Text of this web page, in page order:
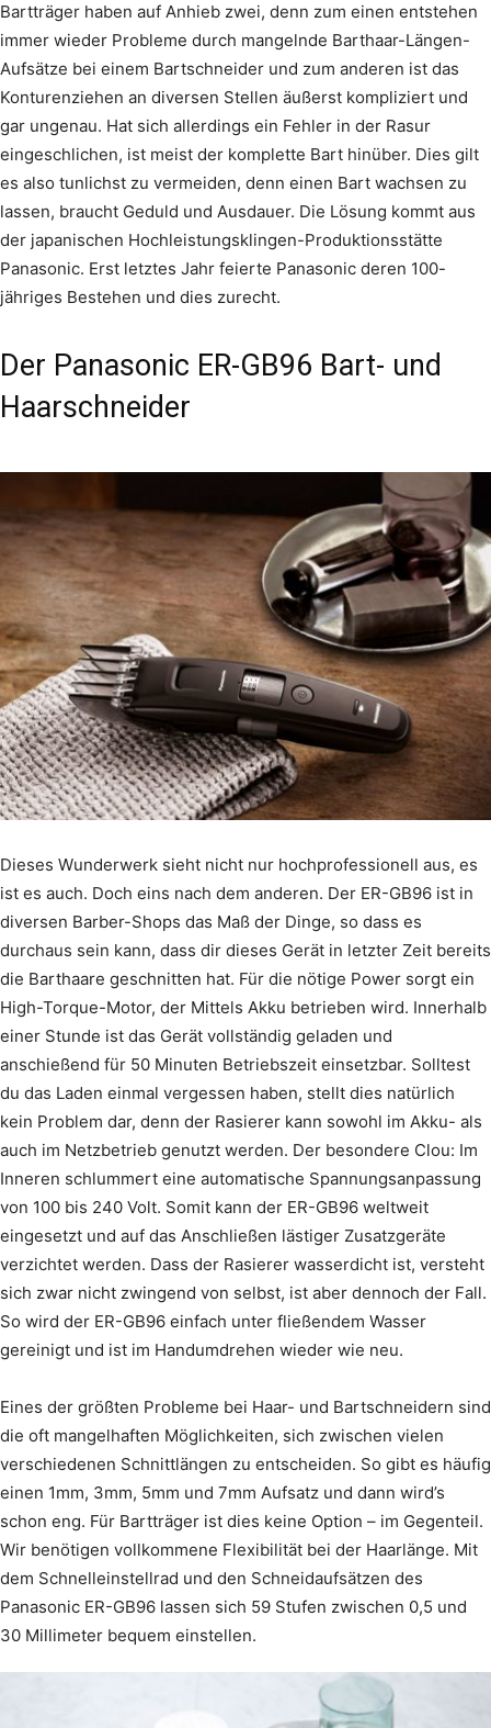
Bartträger haben auf Anhieb zwei, denn zum einen entstehen
immer wieder Probleme durch mangelnde Barthaar-Längen-
Aufsätze bei einem Bartschneider und zum anderen ist das
Konturenziehen an diversen Stellen äußerst kompliziert und
gar ungenau. Hat sich allerdings ein Fehler in der Rasur
eingeschlichen, ist meist der komplette Bart hinüber. Dies gilt
es also tunlichst zu vermeiden, denn einen Bart wachsen zu
lassen, braucht Geduld und Ausdauer. Die Lösung kommt aus
der japanischen Hochleistungsklingen-Produktionsstätte
Panasonic. Erst letztes Jahr feierte Panasonic deren 100-
jähriges Bestehen und dies zurecht.
Der Panasonic ER-GB96 Bart- und
Haarschneider
Dieses Wunderwerk sieht nicht nur hochprofessionell aus, es
ist es auch. Doch eins nach dem anderen. Der ER-GB96 ist in
diversen Barber-Shops das Maß der Dinge, so dass es
durchaus sein kann, dass dir dieses Gerät in letzter Zeit bereits
die Barthaare geschnitten hat. Für die nötige Power sorgt ein
High-Torque-Motor, der Mittels Akku betrieben wird. Innerhalb
einer Stunde ist das Gerät vollständig geladen und
anschießend für 50 Minuten Betriebszeit einsetzbar. Solltest
du das Laden einmal vergessen haben, stellt dies natürlich
kein Problem dar, denn der Rasierer kann sowohl im Akku- als
auch im Netzbetrieb genutzt werden. Der besondere Clou: Im
Inneren schlummert eine automatische Spannungsanpassung
von 100 bis 240 Volt. Somit kann der ER-GB96 weltweit
eingesetzt und auf das Anschließen lästiger Zusatzgeräte
verzichtet werden. Dass der Rasierer wasserdicht ist, versteht
sich zwar nicht zwingend von selbst, ist aber dennoch der Fall.
So wird der ER-GB96 einfach unter fließendem Wasser
gereinigt und ist im Handumdrehen wieder wie neu.
Eines der größten Probleme bei Haar- und Bartschneidern sind
die oft mangelhaften Möglichkeiten, sich zwischen vielen
verschiedenen Schnittlängen zu entscheiden. So gibt es häufig
einen 1mm, 3mm, 5mm und 7mm Aufsatz und dann wird’s
schon eng. Für Bartträger ist dies keine Option – im Gegenteil.
Wir benötigen vollkommene Flexibilität bei der Haarlänge. Mit
dem Schnelleinstellrad und den Schneidaufsätzen des
Panasonic ER-GB96 lassen sich 59 Stufen zwischen 0,5 und
30 Millimeter bequem einstellen.